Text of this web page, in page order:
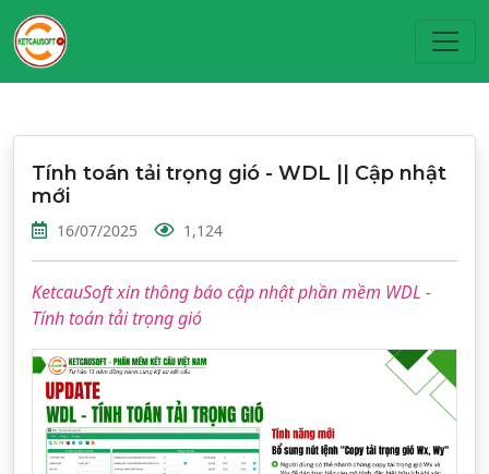
Tính toán tải trọng gió - WDL || Cập nhật
mới
16/07/2025 1,124
KetcauSoft xin thông báo cập nhật phần mềm WDL -
Tính toán tải trọng gió